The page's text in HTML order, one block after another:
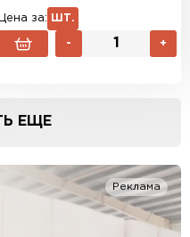
Цена за: ШТ.
- +
ЕЩЕ
Реклама